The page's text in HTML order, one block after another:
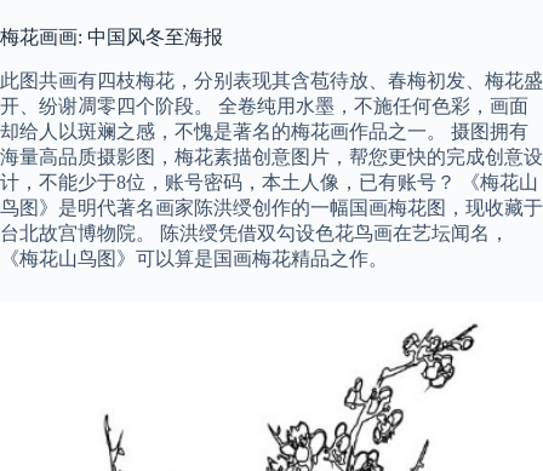
梅花画画: 中国风冬至海报
此图共画有四枝梅花，分别表现其含苞待放、春梅初发、梅花盛
开、纷谢凋零四个阶段。 全卷纯用水墨，不施任何色彩，画面
却给人以斑斓之感，不愧是著名的梅花画作品之一。 摄图拥有
海量高品质摄影图，梅花素描创意图片，帮您更快的完成创意设
计，不能少于8位，账号密码，本土人像，已有账号？ 《梅花山
鸟图》是明代著名画家陈洪绶创作的一幅国画梅花图，现收藏于
台北故宫博物院。 陈洪绶凭借双勾设色花鸟画在艺坛闻名，
《梅花山鸟图》可以算是国画梅花精品之作。